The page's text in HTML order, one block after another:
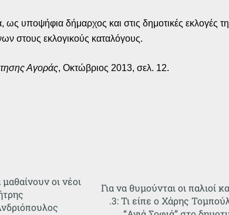
υποψήφια δήμαρχος και στις δημοτικές εκλογές
στους εκλογικούς καταλόγους.
Αγοράς, Οκτώβριος 2013, σελ. 12.
οι νέοι
Για να θυμούνται οι παλιοί
.3: Τι είπε ο Χάρης